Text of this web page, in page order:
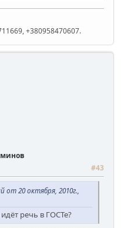
+380958470607.
#43
20 октября, 2010г.,
речь в ГОСТе?